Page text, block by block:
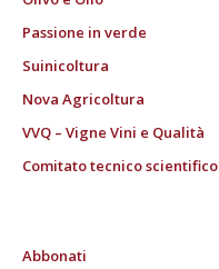
Passione in verde
Suinicoltura
Nova Agricoltura
VVQ – Vigne Vini e Qualità
Comitato tecnico scientifico
Abbonati